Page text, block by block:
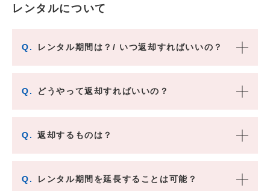
レンタルについて
Q. レンタル期間は？/ いつ返却すればいいの？
Q. どうやって返却すればいいの？
Q. 返却するものは？
Q. レンタル期間を延長することは可能？